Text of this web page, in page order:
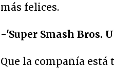
más felices.
-'Super Smash Bros.
Que la compañía está